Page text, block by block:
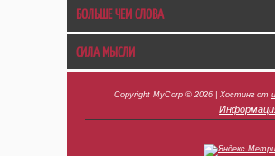
БОЛЬШЕ ЧЕМ СЛОВА
СИЛА МЫСЛИ
Copyright MyCorp © 2026 Хостинг от